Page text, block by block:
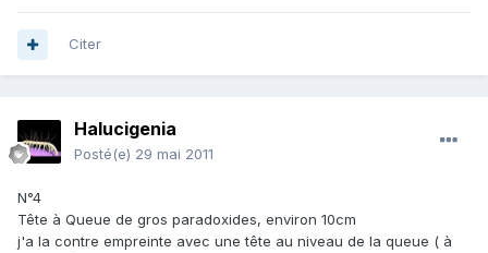
Citer
Halucigenia
Posté(e) 29 mai 2011
N°4
Tête à Queue de gros paradoxides, environ 10cm
j'a la contre empreinte avec une tête au niveau de la queue ( à